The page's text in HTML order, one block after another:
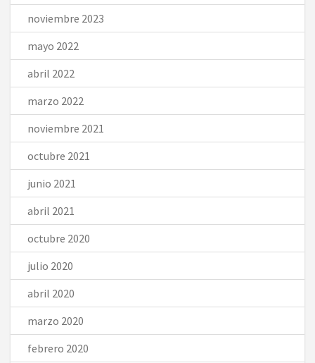
noviembre 2023
mayo 2022
abril 2022
marzo 2022
noviembre 2021
octubre 2021
junio 2021
abril 2021
octubre 2020
julio 2020
abril 2020
marzo 2020
febrero 2020